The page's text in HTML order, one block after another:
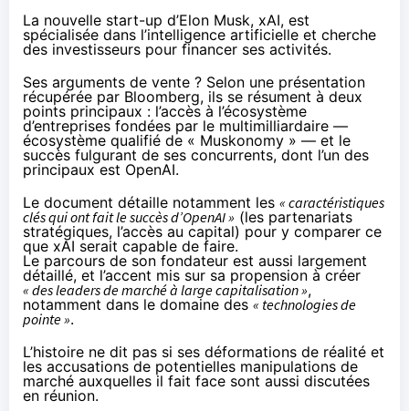
La nouvelle start-up d’Elon Musk, xAI, est
spécialisée dans l’intelligence artificielle et cherche
des investisseurs pour financer ses activités.
Ses arguments de vente ? Selon une présentation
récupérée par Bloomberg, ils se résument à deux
points principaux : l’accès à l’écosystème
d’entreprises fondées par le multimilliardaire —
écosystème qualifié de « Muskonomy » — et le
succès fulgurant de ses concurrents, dont l’un des
principaux est OpenAI.
Le document détaille notamment les « caractéristiques
clés qui ont fait le succès d’OpenAI » (les partenariats
stratégiques, l’accès au capital) pour y comparer ce
que xAI serait capable de faire.
Le parcours de son fondateur est aussi largement
détaillé, et l’accent mis sur sa propension à créer
« des leaders de marché à large capitalisation »,
notamment dans le domaine des « technologies de
pointe ».
L’histoire ne dit pas si ses déformations de réalité et
les accusations de potentielles manipulations de
marché auxquelles il fait face sont aussi discutées
en réunion.